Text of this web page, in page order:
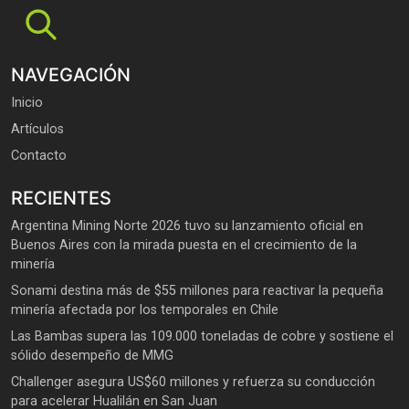
NAVEGACIÓN
Inicio
Artículos
Contacto
RECIENTES
Argentina Mining Norte 2026 tuvo su lanzamiento oficial en
Buenos Aires con la mirada puesta en el crecimiento de la
minería
Sonami destina más de $55 millones para reactivar la pequeña
minería afectada por los temporales en Chile
Las Bambas supera las 109.000 toneladas de cobre y sostiene el
sólido desempeño de MMG
Challenger asegura US$60 millones y refuerza su conducción
para acelerar Hualilán en San Juan